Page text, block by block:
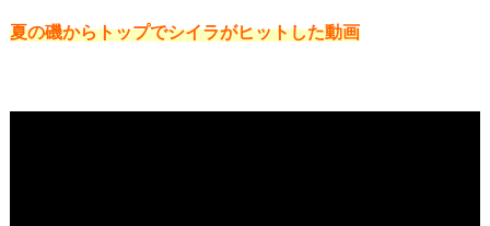
夏の磯からトップでシイラがヒットした動画